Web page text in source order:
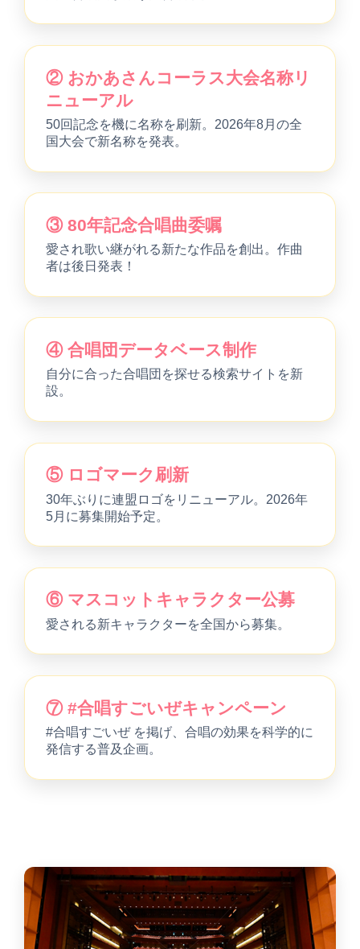
② おかあさんコーラス大会名称リ
ニューアル
50回記念を機に名称を刷新。2026年8月の全
国大会で新名称を発表。
③ 80年記念合唱曲委嘱
愛され歌い継がれる新たな作品を創出。作曲
者は後日発表！
④ 合唱団データベース制作
自分に合った合唱団を探せる検索サイトを新
設。
⑤ ロゴマーク刷新
30年ぶりに連盟ロゴをリニューアル。2026年
5月に募集開始予定。
⑥ マスコットキャラクター公募
愛される新キャラクターを全国から募集。
⑦ #合唱すごいぜキャンペーン
#合唱すごいぜ を掲げ、合唱の効果を科学的に
発信する普及企画。